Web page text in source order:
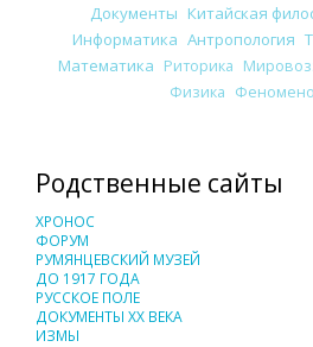
Документы Китайская
Информатика Антропология
Математика Риторика
Физика
Родственные сайты
ХРОНОС
ФОРУМ
РУМЯНЦЕВСКИЙ МУЗЕЙ
ДО 1917 ГОДА
РУССКОЕ ПОЛЕ
ДОКУМЕНТЫ XX ВЕКА
ИЗМЫ